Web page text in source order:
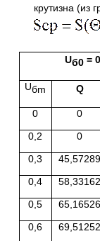
крутизна (из
Uб0=
Uбm Q
0 0
0,2
0
0,3
45,57289
0,4
58,33162
0,5
65,16526
0,6
69,51252